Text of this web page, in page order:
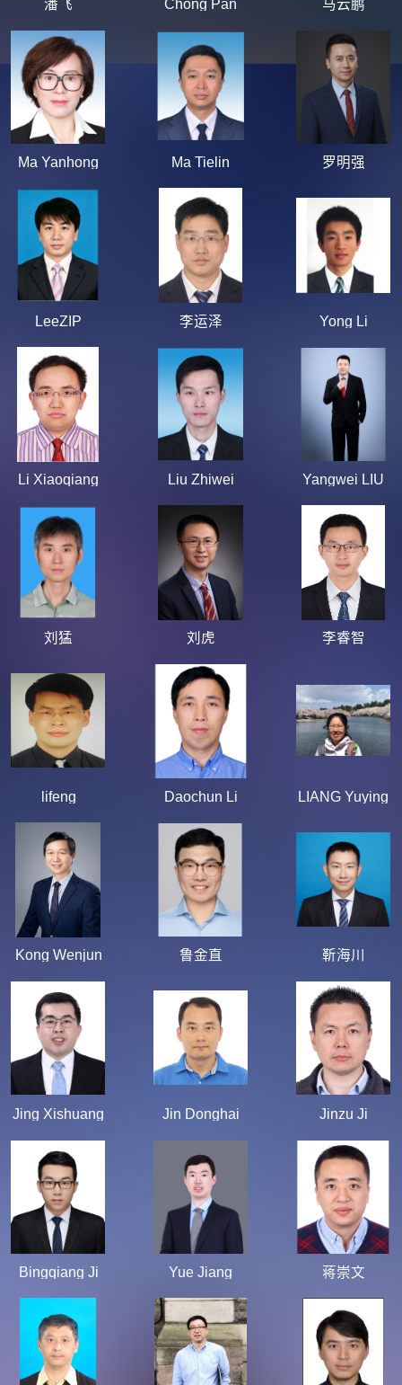
潘飞 Chong Pan 马云鹏
Ma Yanhong Ma Tielin 罗明强
LeeZIP 李运泽 Yong Li
Li Xiaoqiang Liu Zhiwei Yangwei LIU
刘猛 刘虎 李睿智
lifeng Daochun Li LIANG Yuying
Kong Wenjun 鲁金直 靳海川
Jing Xishuang Jin Donghai Jinzu Ji
Bingqiang Ji Yue Jiang 蒋崇文